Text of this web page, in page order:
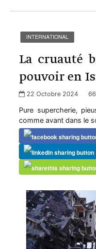
INTERNATIONAL
La cruauté
pouvoir en
22 Octobre 2024
Pure supercherie,
comme avant dans le